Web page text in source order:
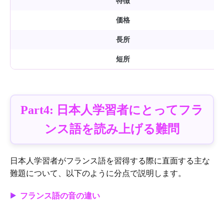
価格
長所
短所
Part4: 日本人学習者にとってフラ
ンス語を読み上げる難問
日本人学習者がフランス語を習得する際に直面する主な
難題について、以下のように分点で説明します。
フランス語の音の違い